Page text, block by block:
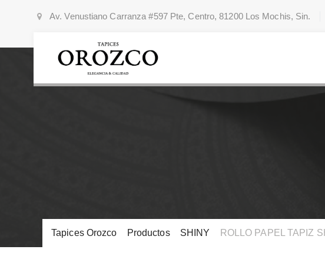
Av. Venustiano Carranza #597 Pte, Centro, 81200 Los Mochis, Sin.
Tapices Orozco Productos> SHINY ROLLO PAPEL TAPIZ